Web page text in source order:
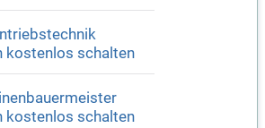
kostenlos schalten
kostenlos schalten